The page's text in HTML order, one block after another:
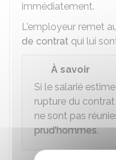
immédiatement.
L'employeur remet
de contrat qui lui
À savoir
Si le salarié
rupture du
ne sont pas
prud'hommes.